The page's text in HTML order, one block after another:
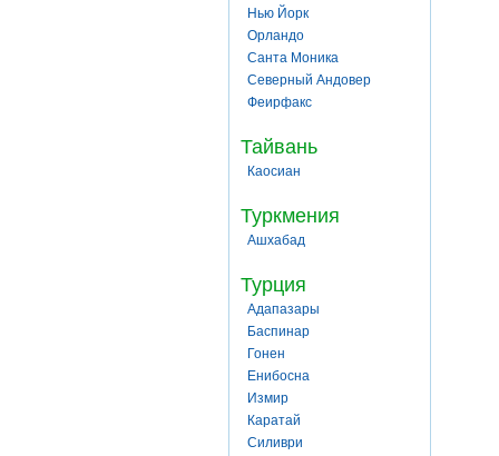
Нью Йорк
Орландо
Санта Моника
Северный Андовер
Феирфакс
Тайвань
Каосиан
Туркмения
Ашхабад
Турция
Адапазары
Баспинар
Гонен
Енибосна
Измир
Каратай
Силиври